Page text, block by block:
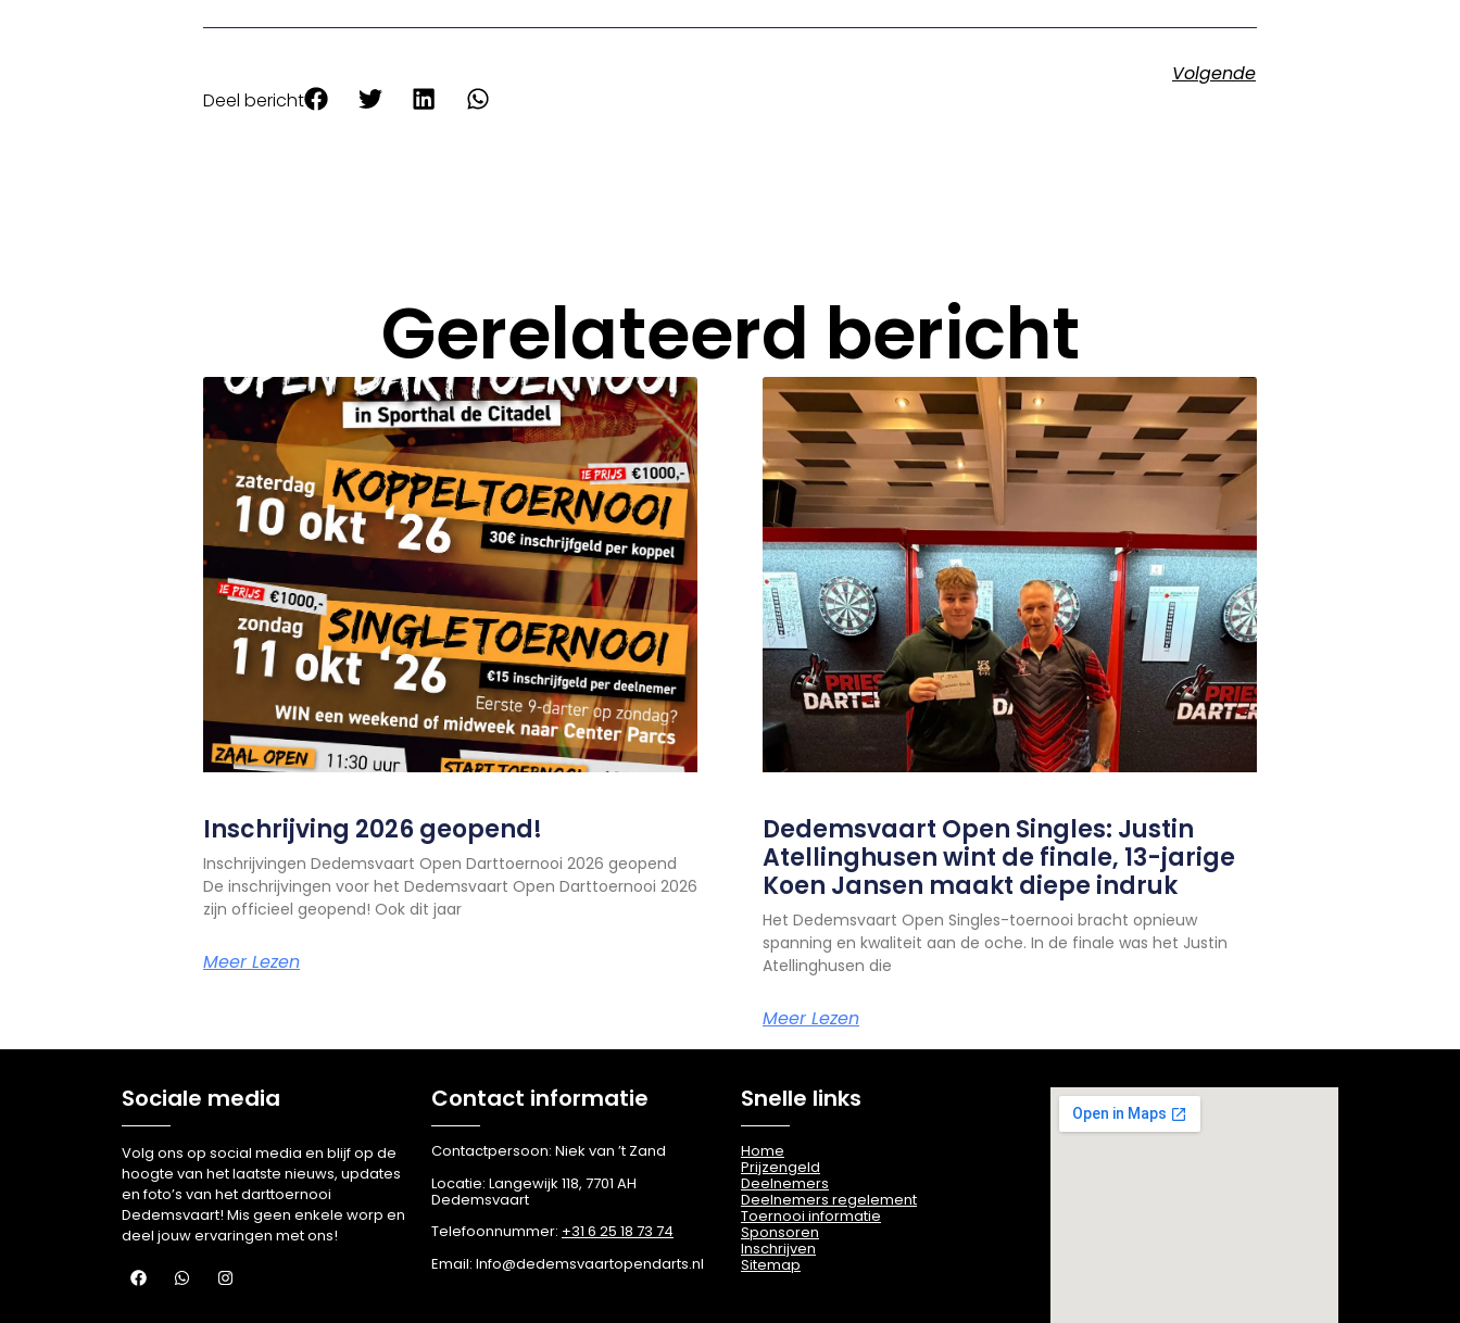
Volgende
Deel bericht
Gerelateerd bericht
Inschrijving 2026 geopend!
Inschrijvingen Dedemsvaart Open Darttoernooi 2026 geopend
De inschrijvingen voor het Dedemsvaart Open Darttoernooi 2026
zijn officieel geopend! Ook dit jaar
Meer Lezen
Dedemsvaart Open Singles: Justin
Atellinghusen wint de finale, 13-jarige
Koen Jansen maakt diepe indruk
Het Dedemsvaart Open Singles-toernooi bracht opnieuw
spanning en kwaliteit aan de oche. In de finale was het Justin
Atellinghusen die
Meer Lezen
Sociale media
Volg ons op social media en blijf op de
hoogte van het laatste nieuws, updates
en foto’s van het darttoernooi
Dedemsvaart! Mis geen enkele worp en
deel jouw ervaringen met ons!
Contact informatie
Contactpersoon: Niek van ’t Zand
Locatie: Langewijk 118, 7701 AH
Dedemsvaart
Telefoonnummer: +31 6 25 18 73 74
Email: Info@dedemsvaartopendarts.nl
Snelle links
Home
Prijzengeld
Deelnemers
Deelnemers regelement
Toernooi informatie
Sponsoren
Inschrijven
Sitemap